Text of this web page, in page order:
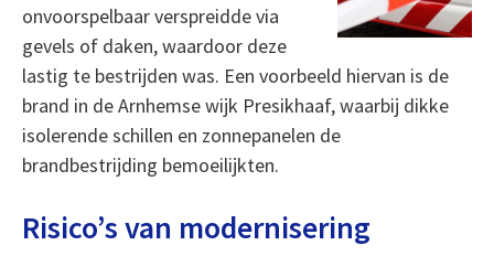
onvoorspelbaar verspreidde via
gevels of daken, waardoor deze
lastig te bestrijden was. Een voorbeeld hiervan is de
brand in de Arnhemse wijk Presikhaaf, waarbij dikke
isolerende schillen en zonnepanelen de
brandbestrijding bemoeilijkten.
Risico’s van modernisering